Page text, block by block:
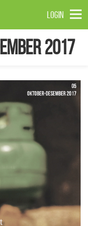
LOGIN
2017